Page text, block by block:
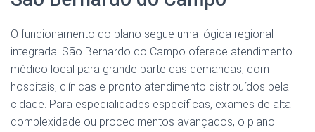
O funcionamento do plano segue uma lógica regional
integrada. São Bernardo do Campo oferece atendimento
médico local para grande parte das demandas, com
hospitais, clínicas e pronto atendimento distribuídos pela
cidade. Para especialidades específicas, exames de alta
complexidade ou procedimentos avançados, o plano